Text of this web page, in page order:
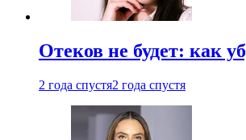
Отеков не будет: как
2 года спустя2 года спустя